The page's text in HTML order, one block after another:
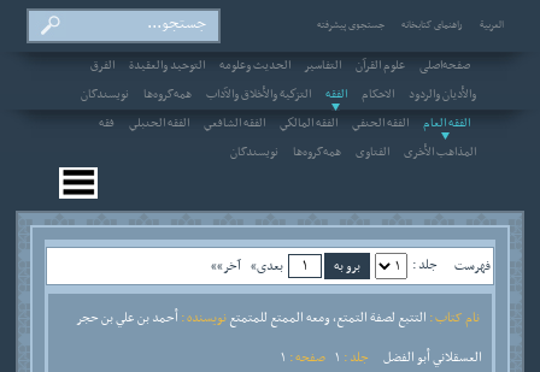
العربیة راهنمای کتابخانه جستجوی پیشرفته
صفحه‌اصلی علوم القرآن التفاسير الحديث وعلومه التوحيد والعقيدة
الفرق
والأديان والردود
الاحکام الفقه التزكية والأخلاق والآداب همه‌گروه‌ها
نویسندگان
الفقه العام
الفقه الحنفي الفقه المالكي الفقه الشافعي الفقه الحنبلي
فقه
المذاهب الأخرى
الفتاوى همه‌گروه‌ها نویسندگان
فهرست جلد : بعدی» آخر»»
نام کتاب : التتبع لصفة التمتع، ومعه الممتع للمتمتعنویسنده :أحمد بن علي بن حجر
العسقلاني أبو الفضل
جلد : صفحه :